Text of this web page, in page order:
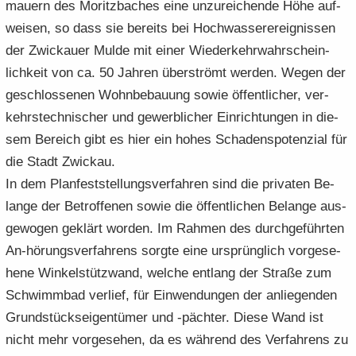
mau­ern des Mo­ritz­ba­ches eine un­zu­rei­chen­de Höhe auf­
wei­sen, so dass sie be­reits bei Hoch­was­ser­er­eig­nis­sen
der Zwi­ckau­er Mulde mit einer Wie­der­kehr­wahr­schein­
lich­keit von ca. 50 Jah­ren über­strömt wer­den. Wegen der
ge­schlos­se­nen Wohn­be­bau­ung sowie öf­fent­li­cher, ver­
kehrs­tech­ni­scher und ge­werb­li­cher Ein­rich­tun­gen in die­
sem Be­reich gibt es hier ein hohes Scha­dens­po­ten­zi­al für
die Stadt Zwi­ckau.
In dem Plan­fest­stel­lungs­ver­fah­ren sind die pri­va­ten Be­
lan­ge der Be­trof­fe­nen sowie die öf­fent­li­chen Be­lan­ge aus­
ge­wo­gen ge­klärt wor­den. Im Rah­men des durch­ge­führ­ten
An-​hörungsverfahrens sorg­te eine ur­sprüng­lich vor­ge­se­
he­ne Win­kel­stüt­z­wand, wel­che ent­lang der Stra­ße zum
Schwimm­bad ver­lief, für Ein­wen­dun­gen der an­lie­gen­den
Grund­stücks­ei­gen­tü­mer und -​pächter. Diese Wand ist
nicht mehr vor­ge­se­hen, da es wäh­rend des Ver­fah­rens zu